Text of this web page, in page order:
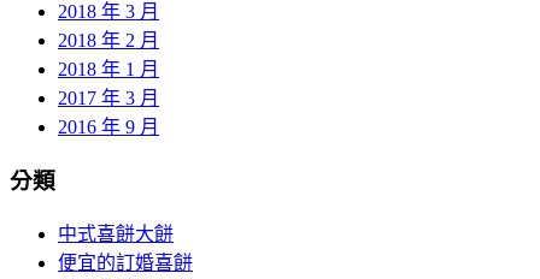
2018 年 3 月
2018 年 2 月
2018 年 1 月
2017 年 3 月
2016 年 9 月
分類
中式喜餅大餅
便宜的訂婚喜餅